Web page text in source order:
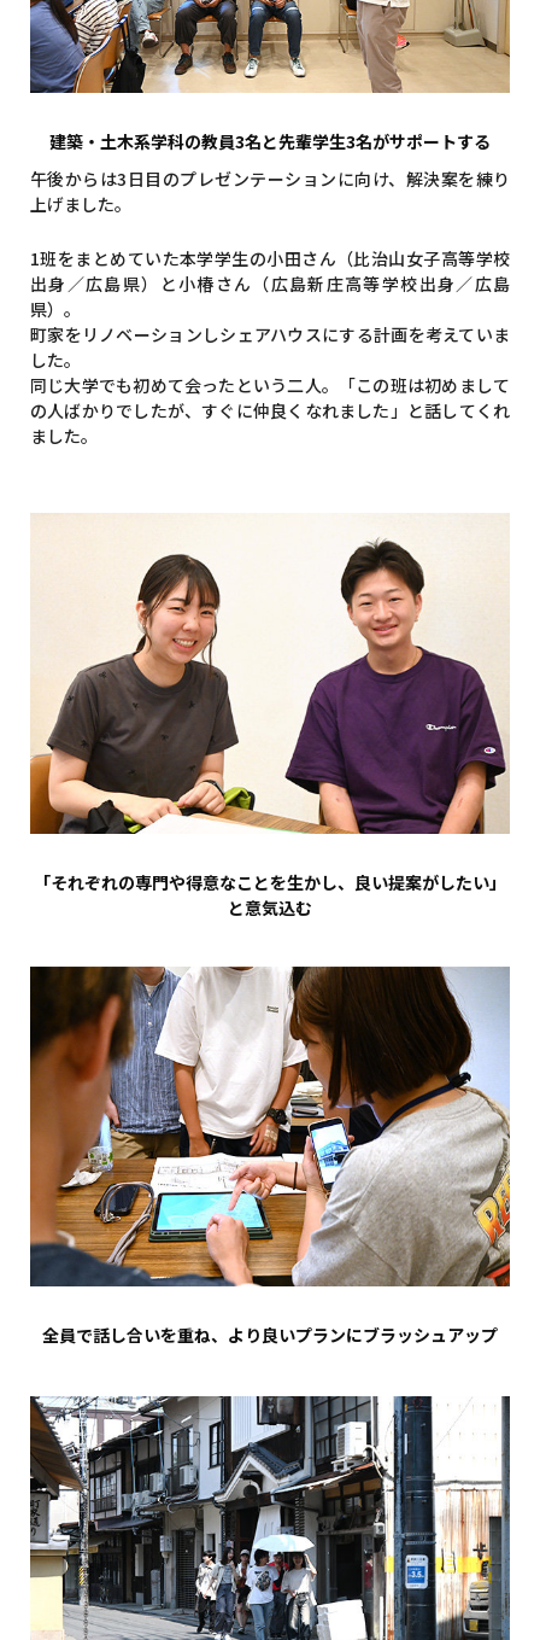
建築・土木系学科の教員3名と先輩学生3名がサポートする
午後からは3日目のプレゼンテーションに向け、解決案を練り
上げました。
1班をまとめていた本学学生の小田さん（比治山女子高等学校
出身／広島県）と小椿さん（広島新庄高等学校出身／広島
県）。
町家をリノベーションしシェアハウスにする計画を考えていま
した。
同じ大学でも初めて会ったという二人。「この班は初めまして
の人ばかりでしたが、すぐに仲良くなれました」と話してくれ
ました。
「それぞれの専門や得意なことを生かし、良い提案がしたい」
と意気込む
全員で話し合いを重ね、より良いプランにブラッシュアップ